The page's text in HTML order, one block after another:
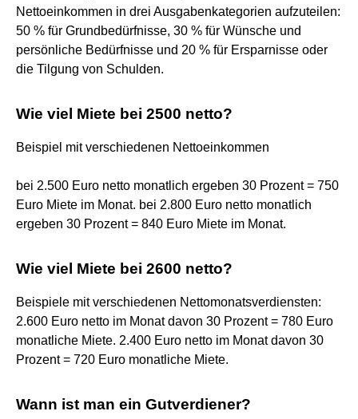
Nettoeinkommen in drei Ausgabenkategorien aufzuteilen:
50 % für Grundbedürfnisse, 30 % für Wünsche und
persönliche Bedürfnisse und 20 % für Ersparnisse oder
die Tilgung von Schulden.
Wie viel Miete bei 2500 netto?
Beispiel mit verschiedenen Nettoeinkommen
bei 2.500 Euro netto monatlich ergeben 30 Prozent = 750
Euro Miete im Monat. bei 2.800 Euro netto monatlich
ergeben 30 Prozent = 840 Euro Miete im Monat.
Wie viel Miete bei 2600 netto?
Beispiele mit verschiedenen Nettomonatsverdiensten:
2.600 Euro netto im Monat davon 30 Prozent = 780 Euro
monatliche Miete. 2.400 Euro netto im Monat davon 30
Prozent = 720 Euro monatliche Miete.
Wann ist man ein Gutverdiener?